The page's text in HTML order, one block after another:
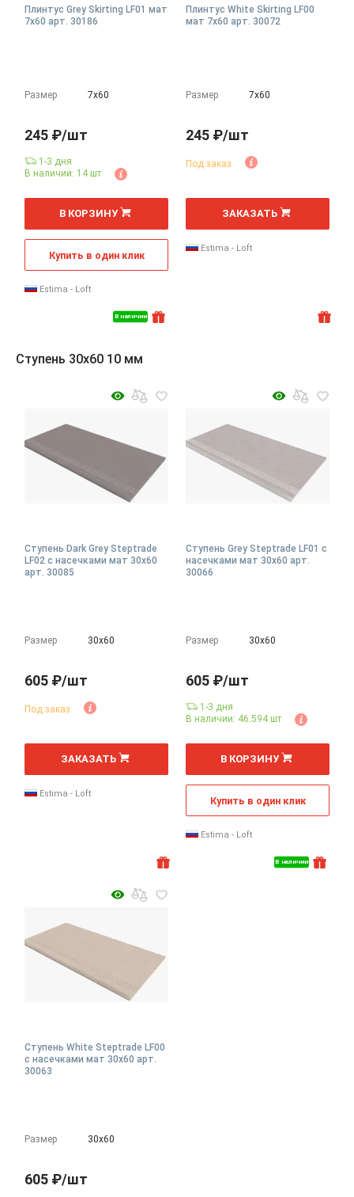
Плинтус Grey Skirting LF01 мат
7x60 арт. 30186
Размер 7х60
В наличии
245 ₽/шт
1-3 дня
В наличии: 14 шт
В КОРЗИНУ
Купить в один клик
Estima - Loft
Плинтус White Skirting LF00
мат 7x60 арт. 30072
Размер 7х60
245 ₽/шт
Под заказ
ЗАКАЗАТЬ
Estima - Loft
Ступень 30x60 10 мм
Ступень Dark Grey Steptrade
LF02 с насечками мат 30x60
арт. 30085
Размер 30х60
605 ₽/шт
Под заказ
ЗАКАЗАТЬ
Estima - Loft
Ступень Grey Steptrade LF01 с
насечками мат 30x60 арт.
30066
Размер 30х60
В наличии
605 ₽/шт
1-3 дня
В наличии: 46.594 шт
В КОРЗИНУ
Купить в один клик
Estima - Loft
Ступень White Steptrade LF00
с насечками мат 30x60 арт.
30063
Размер 30х60
605 ₽/шт